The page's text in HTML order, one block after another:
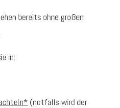
bereits ohne großen
in:
(notfalls wird der